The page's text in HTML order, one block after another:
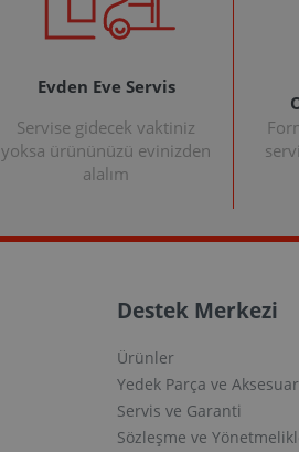
Evden Eve Servis
Servise gidecek vaktiniz
yoksa ürününüzü evinizden
alalım
Destek Merkezi
Ürünler
Yedek Parça ve Aksesuar
Servis ve Garanti
Sözleşme ve